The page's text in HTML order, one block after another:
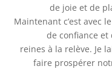
de joie et de
Maintenant c’est avec
de confiance et
reines à la relève. Je
faire prospérer